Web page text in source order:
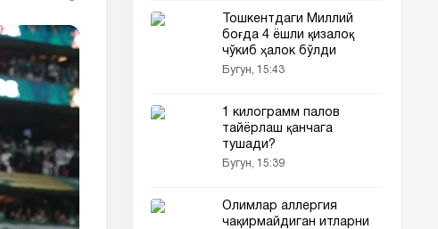
Тошкентдаги Миллий
боғда 4 ёшли қизалоқ
чўкиб ҳалок бўлди
Бугун, 15:43
1 килограмм палов
тайёрлаш қанчага
тушади?
Бугун, 15:39
Олимлар аллергия
чақирмайдиган итларни